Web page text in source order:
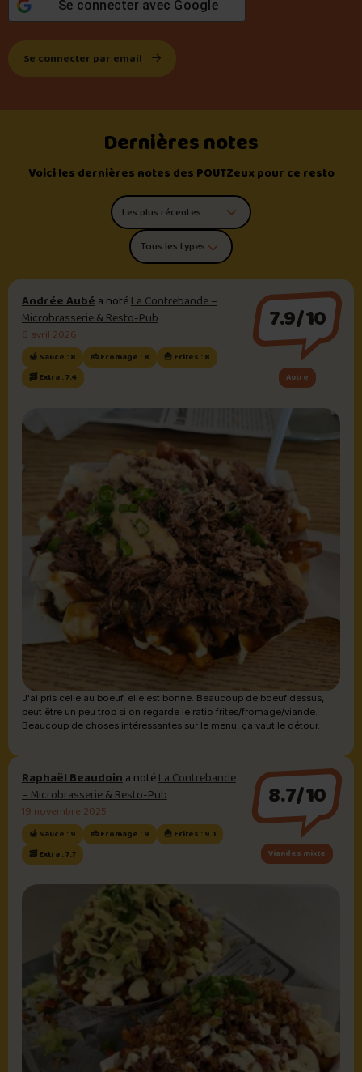
Se connecter avec Google
Se connecter par email
Dernières notes
Voici les dernières notes des POUTZeux pour ce resto
Trier les commentaires
Filtrer par type de poutine
Andrée Aubéa notéLa Contrebande –
Microbrasserie & Resto-Pub
6 avril 2026
🍯 Sauce : 8 🧀 Fromage : 8
🍟 Frites : 8
🥓 Extra : 7.4
7.9/10
Autre
J'ai pris celle au boeuf, elle est bonne. Beaucoup de boeuf dessus,
peut être un peu trop si on regarde le ratio frites/fromage/viande.
Beaucoup de choses intéressantes sur le menu, ça vaut le détour.
Raphaël Beaudoina notéLa Contrebande
– Microbrasserie & Resto-Pub
19 novembre 2025
🍯 Sauce : 9 🧀 Fromage : 9
🍟 Frites : 9.1
🥓 Extra : 7.7
8.7/10
Viandes mixte